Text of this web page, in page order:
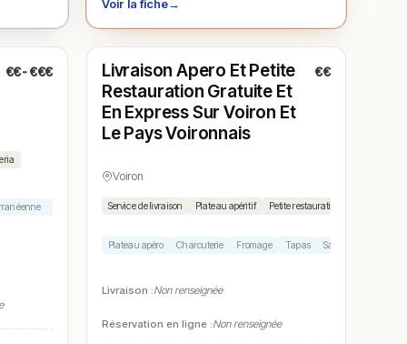
Voir la fiche→
€€-€€€ N° 5
Fermé
Livraison Apero Et Petite
Restauration Gratuite Et
En Express Sur Voiron Et
Le Pays Voironnais
€€
Voiron
Service de livraison Plateau apéritif Petite restauration
Plateau apéro Charcuterie Fromage Tapas Sandwich
Livraison :Non renseignée
Réservation en ligne :Non renseignée